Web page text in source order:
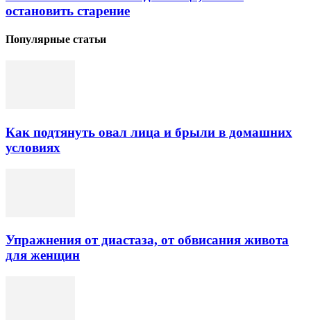
остановить старение
Популярные статьи
Как подтянуть овал лица и брыли в домашних
условиях
Упражнения от диастаза, от обвисания живота
для женщин